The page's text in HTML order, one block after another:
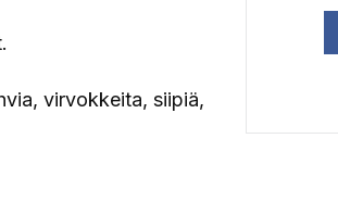
virvokkeita, siipiä,